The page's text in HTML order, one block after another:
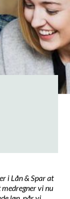
i Lån & Spar at
vi nu